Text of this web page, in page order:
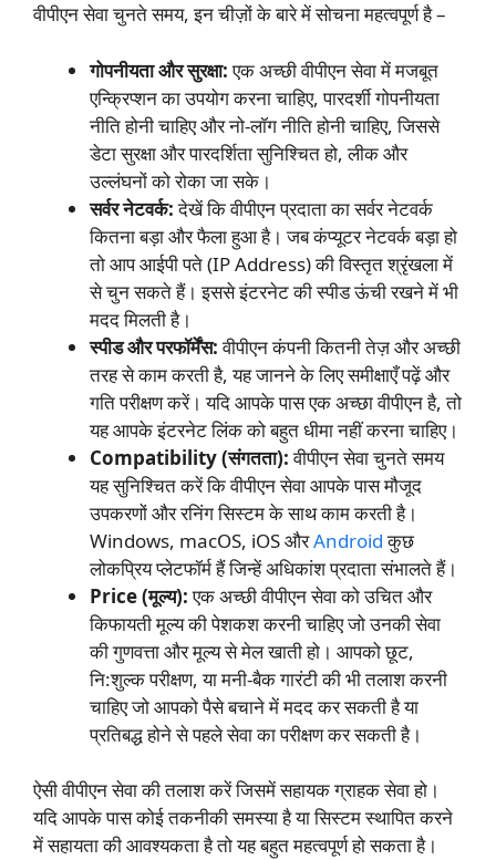
वीपीएन सेवा चुनते समय, इन चीज़ों के बारे में सोचना महत्वपूर्ण है –
गोपनीयता और सुरक्षा:एक अच्छी वीपीएन सेवा में मजबूत
एन्क्रिप्शन का उपयोग करना चाहिए, पारदर्शी गोपनीयता
नीति होनी चाहिए और नो-लॉग नीति होनी चाहिए, जिससे
डेटा सुरक्षा और पारदर्शिता सुनिश्चित हो, लीक और
उल्लंघनों को रोका जा सके।
सर्वर नेटवर्क:देखें कि वीपीएन प्रदाता का सर्वर नेटवर्क
कितना बड़ा और फैला हुआ है। जब कंप्यूटर नेटवर्क बड़ा हो
तो आप आईपी पते (IP Address) की विस्तृत श्रृंखला में
से चुन सकते हैं। इससे इंटरनेट की स्पीड ऊंची रखने में भी
मदद मिलती है।
स्पीड और परफॉर्मेंस:वीपीएन कंपनी कितनी तेज़ और अच्छी
तरह से काम करती है, यह जानने के लिए समीक्षाएँ पढ़ें और
गति परीक्षण करें। यदि आपके पास एक अच्छा वीपीएन है, तो
यह आपके इंटरनेट लिंक को बहुत धीमा नहीं करना चाहिए।
Compatibility (संगतता):वीपीएन सेवा चुनते समय
यह सुनिश्चित करें कि वीपीएन सेवा आपके पास मौजूद
उपकरणों और रनिंग सिस्टम के साथ काम करती है।
Windows, macOS, iOS औरAndroidकुछ
लोकप्रिय प्लेटफॉर्म हैं जिन्हें अधिकांश प्रदाता संभालते हैं।
Price (मूल्य):एक अच्छी वीपीएन सेवा को उचित और
किफायती मूल्य की पेशकश करनी चाहिए जो उनकी सेवा
की गुणवत्ता और मूल्य से मेल खाती हो। आपको छूट,
नि:शुल्क परीक्षण, या मनी-बैक गारंटी की भी तलाश करनी
चाहिए जो आपको पैसे बचाने में मदद कर सकती है या
प्रतिबद्ध होने से पहले सेवा का परीक्षण कर सकती है।
ऐसी वीपीएन सेवा की तलाश करें जिसमें सहायक ग्राहक सेवा हो।
यदि आपके पास कोई तकनीकी समस्या है या सिस्टम स्थापित करने
में सहायता की आवश्यकता है तो यह बहुत महत्वपूर्ण हो सकता है।